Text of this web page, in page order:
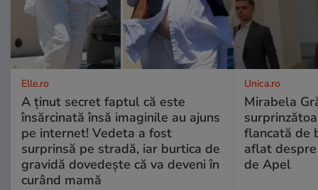
Elle.ro
A ținut secret faptul că este
însărcinată însă imaginile au ajuns
pe internet! Vedeta a fost
surprinsă pe stradă, iar burtica de
gravidă dovedește că va deveni în
curând mamă
Unica.ro
Mirabela
flancată de
aflat
de Apel